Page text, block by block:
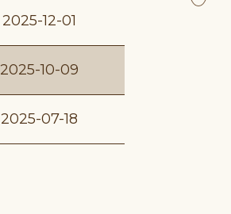
2025-12-01
2025-10-09
2025-07-18